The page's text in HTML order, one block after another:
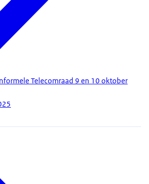
Telecomraad 9 en 10 oktober